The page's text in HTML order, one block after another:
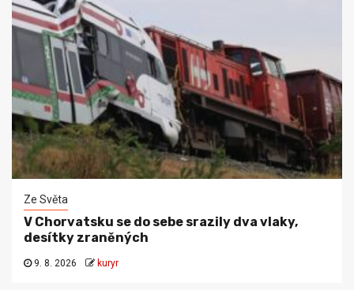
Ze Světa
V Chorvatsku se do sebe srazily dva vlaky,
desítky zraněných
9. 8. 2026 kuryr